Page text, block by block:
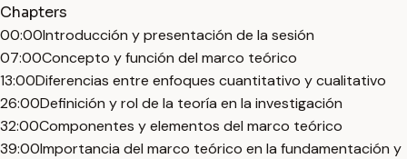
Chapters
00:00Introducción y presentación de la sesión
07:00Concepto y función del marco teórico
13:00Diferencias entre enfoques cuantitativo y cualitativo
26:00Definición y rol de la teoría en la investigación
32:00Componentes y elementos del marco teórico
39:00Importancia del marco teórico en la fundamentación y